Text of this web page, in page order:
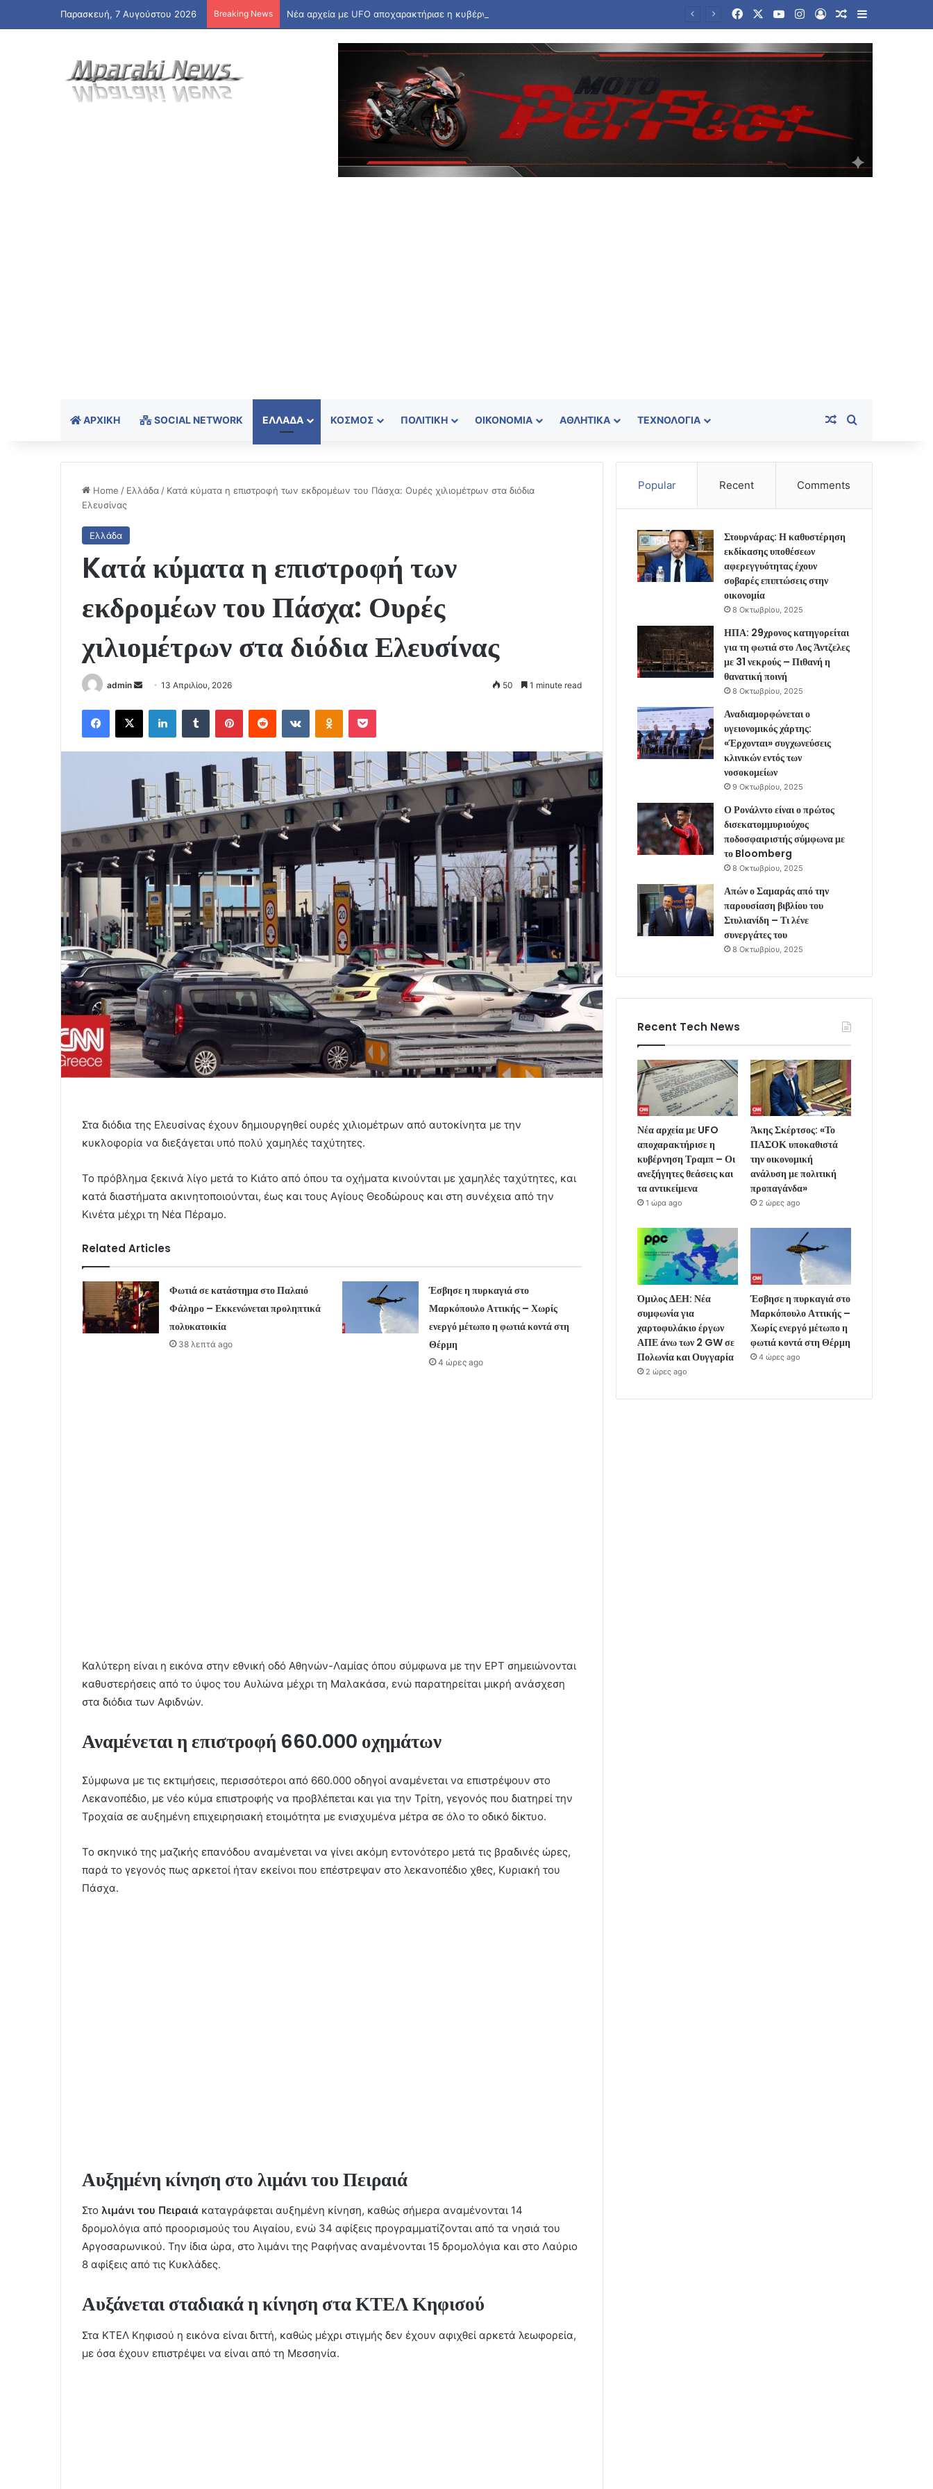
Παρασκευή, 7 Αυγούστου 2026 Breaking News FacebookYouTubeInstagram
Log InRandom Article
Sidebar
ΑΡΧΙΚΉ SOCIAL NETWORK ΕΛΛΆΔΑ ΚΌΣΜΟΣ ΠΟΛΙΤΙΚΉ ΟΙΚΟΝΟΜΊΑ ΑΘΛΗΤΙΚΆ ΤΕΧΝΟΛΟΓΊΑ Random Article
Home / Ελλάδα / Kατά κύματα η επιστροφή των εκδρομέων του Πάσχα: Ουρές χιλιομέτρων στα διόδια
Ελευσίνας
Ελλάδα
Kατά κύματα η επιστροφή των
εκδρομέων του Πάσχα: Ουρές
χιλιομέτρων στα διόδια Ελευσίνας
admin
Send
email
13 Απριλίου, 2026 50 1 minute read
Facebook
X LinkedInTumblr PinterestReddit VKontakteOdnoklassniki
Pocket
Στα διόδια της Ελευσίνας έχουν δημιουργηθεί ουρές χιλιομέτρων από αυτοκίνητα με την
κυκλοφορία να διεξάγεται υπό πολύ χαμηλές ταχύτητες.
Το πρόβλημα ξεκινά λίγο μετά το Κιάτο από όπου τα οχήματα κινούνται με χαμηλές ταχύτητες, και
κατά διαστήματα ακινητοποιούνται, έως και τους Αγίους Θεοδώρους και στη συνέχεια από την
Κινέτα μέχρι τη Νέα Πέραμο.
Related Articles
Φωτιά σε κατάστημα στο Παλαιό
Φάληρο – Εκκενώνεται προληπτικά
πολυκατοικία
38 λεπτά ago
Έσβησε η πυρκαγιά στο
Μαρκόπουλο Αττικής – Χωρίς
ενεργό μέτωπο η φωτιά κοντά στη
Θέρμη
4 ώρες ago
Καλύτερη είναι η εικόνα στην εθνική οδό Αθηνών-Λαμίας όπου σύμφωνα με την ΕΡΤ σημειώνονται
καθυστερήσεις από το ύψος του Αυλώνα μέχρι τη Μαλακάσα, ενώ παρατηρείται μικρή ανάσχεση
στα διόδια των Αφιδνών.
Αναμένεται η επιστροφή 660.000 οχημάτων
Σύμφωνα με τις εκτιμήσεις, περισσότεροι από 660.000 οδηγοί αναμένεται να επιστρέψουν στο
Λεκανοπέδιο, με νέο κύμα επιστροφής να προβλέπεται και για την Τρίτη, γεγονός που διατηρεί την
Τροχαία σε αυξημένη επιχειρησιακή ετοιμότητα με ενισχυμένα μέτρα σε όλο το οδικό δίκτυο.
Το σκηνικό της μαζικής επανόδου αναμένεται να γίνει ακόμη εντονότερο μετά τις βραδινές ώρες,
παρά το γεγονός πως αρκετοί ήταν εκείνοι που επέστρεψαν στο λεκανοπέδιο χθες, Κυριακή του
Πάσχα.
Αυξημένη κίνηση στο λιμάνι του Πειραιά
Στο λιμάνι του Πειραιά καταγράφεται αυξημένη κίνηση, καθώς σήμερα αναμένονται 14
δρομολόγια από προορισμούς του Αιγαίου, ενώ 34 αφίξεις προγραμματίζονται από τα νησιά του
Αργοσαρωνικού. Την ίδια ώρα, στο λιμάνι της Ραφήνας αναμένονται 15 δρομολόγια και στο Λαύριο
8 αφίξεις από τις Κυκλάδες.
Αυξάνεται σταδιακά η κίνηση στα ΚΤΕΛ Κηφισού
Στα ΚΤΕΛ Κηφισού η εικόνα είναι διττή, καθώς μέχρι στιγμής δεν έχουν αφιχθεί αρκετά λεωφορεία,
με όσα έχουν επιστρέψει να είναι από τη Μεσσηνία.
Popular Recent Comments
Στουρνάρας: Η καθυστέρηση
εκδίκασης υποθέσεων
αφερεγγυότητας έχουν
σοβαρές επιπτώσεις στην
οικονομία
8 Οκτωβρίου, 2025
ΗΠΑ: 29χρονος κατηγορείται
για τη φωτιά στο Λος Άντζελες
με 31 νεκρούς – Πιθανή η
θανατική ποινή
8 Οκτωβρίου, 2025
Αναδιαμορφώνεται ο
υγειονομικός χάρτης:
«Έρχονται» συγχωνεύσεις
κλινικών εντός των
νοσοκομείων
9 Οκτωβρίου, 2025
Ο Ρονάλντο είναι ο πρώτος
δισεκατομμυριούχος
ποδοσφαιριστής σύμφωνα με
το Bloomberg
8 Οκτωβρίου, 2025
Απών ο Σαμαράς από την
παρουσίαση βιβλίου του
Στυλιανίδη – Τι λένε
συνεργάτες του
8 Οκτωβρίου, 2025
Recent Tech News
Νέα αρχεία με UFO
αποχαρακτήρισε η
κυβέρνηση Τραμπ – Οι
ανεξήγητες θεάσεις και
τα αντικείμενα
1 ώρα ago
Άκης Σκέρτσος: «Το
ΠΑΣΟΚ υποκαθιστά
την οικονομική
ανάλυση με πολιτική
προπαγάνδα»
2 ώρες ago
Όμιλος ΔΕΗ: Νέα
συμφωνία για
χαρτοφυλάκιο έργων
ΑΠΕ άνω των 2 GW σε
Πολωνία και Ουγγαρία
2 ώρες ago
Έσβησε η πυρκαγιά στο
Μαρκόπουλο Αττικής –
Χωρίς ενεργό μέτωπο η
φωτιά κοντά στη Θέρμη
4 ώρες ago